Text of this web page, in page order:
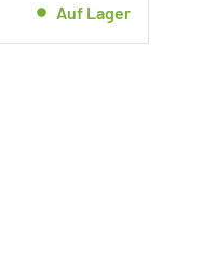
Auf Lager